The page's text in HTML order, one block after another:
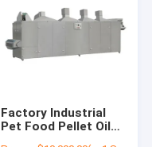
Factory Industrial
Pet Food Pellet Oil